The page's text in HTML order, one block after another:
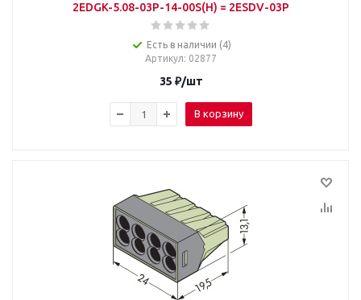
2EDGK-5.08-03P-14-00S(H) = 2ESDV-03P
Есть в наличии (4)
Артикул: 02877
35 ₽/шт
В корзину